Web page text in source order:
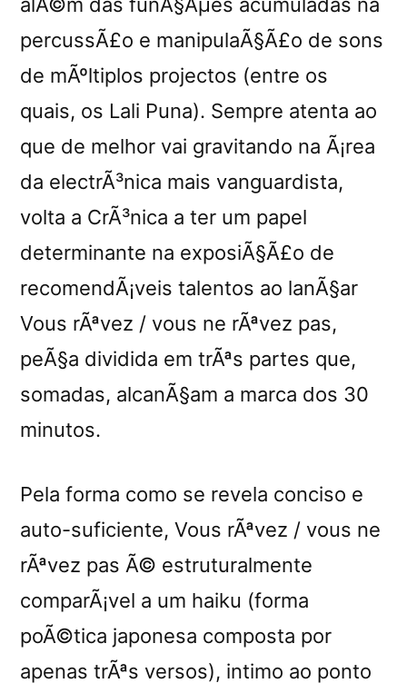
percussÃ£o e manipulaÃ§Ã£o de sons
de mÃºltiplos projectos (entre os
quais, os Lali Puna). Sempre atenta ao
que de melhor vai gravitando na Ã¡rea
da electrÃ³nica mais vanguardista,
volta a CrÃ³nica a ter um papel
determinante na exposiÃ§Ã£o de
recomendÃ¡veis talentos ao lanÃ§ar
Vous rÃªvez / vous ne rÃªvez pas,
peÃ§a dividida em trÃªs partes que,
somadas, alcanÃ§am a marca dos 30
minutos.
Pela forma como se revela conciso e
auto-suficiente, Vous rÃªvez / vous ne
rÃªvez pas Ã© estruturalmente
comparÃ¡vel a um haiku (forma
poÃ©tica japonesa composta por
apenas trÃªs versos), intimo ao ponto